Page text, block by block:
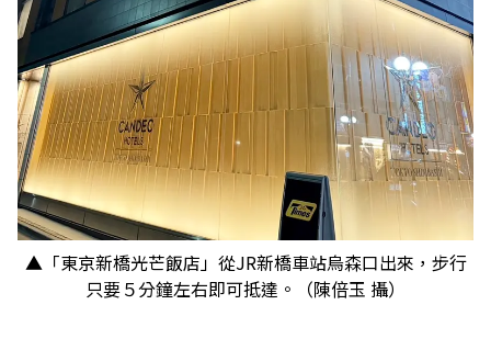
▲「東京新橋光芒飯店」從JR新橋車站烏森口出來，步行
只要５分鐘左右即可抵達。（陳倍玉 攝）